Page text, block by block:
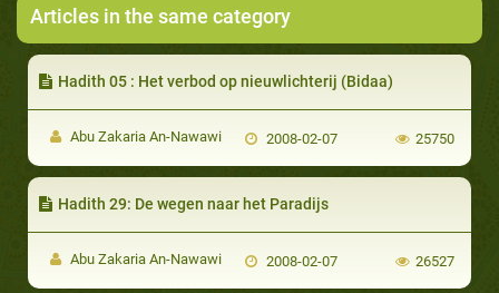
Articles in the same category
Hadith 05 : Het verbod op nieuwlichterij (Bidaa)
Abu Zakaria An-Nawawi 2008-02-07 25750
Hadith 29: De wegen naar het Paradijs
Abu Zakaria An-Nawawi 2008-02-07 26527